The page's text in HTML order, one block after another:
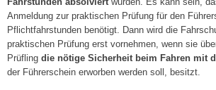
Anmeldung zur praktischen Prüfung für den
Pflichtfahrstunden benötigt. Dann wird die
praktischen Prüfung erst vornehmen, wenn sie
Prüfling die nötige Sicherheit beim Fahren mit
der Führerschein erworben werden soll, besitzt.